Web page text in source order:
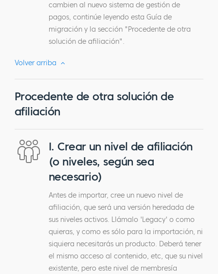
cambien al nuevo sistema de gestión de
pagos, continúe leyendo esta Guía de
migración y la sección "Procedente de otra
solución de afiliación".
Volver arriba
Procedente de otra solución de
afiliación
I. Crear un nivel de afiliación
(o niveles, según sea
necesario)
Antes de importar, cree un nuevo nivel de
afiliación, que será una versión heredada de
sus niveles activos. Llámalo 'Legacy' o como
quieras, y como es sólo para la importación, ni
siquiera necesitarás un producto. Deberá tener
el mismo acceso al contenido, etc, que su nivel
existente, pero este nivel de membresía